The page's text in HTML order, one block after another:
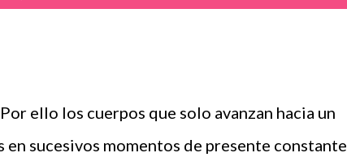
ello los cuerpos que solo avanzan hacia un
sucesivos momentos de presente constante